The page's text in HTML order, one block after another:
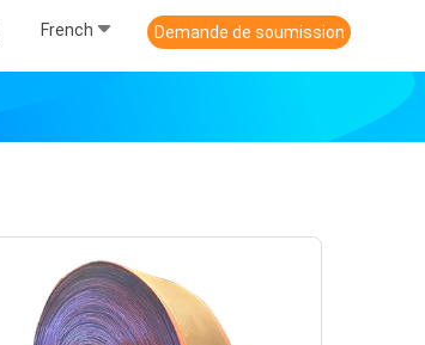
French Demande de soumission